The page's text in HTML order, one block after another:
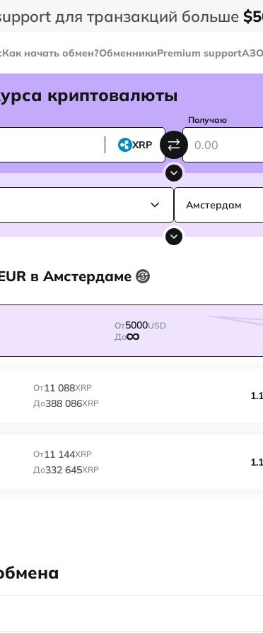
для транзакций больше
Как начать обмен?ОбменникиPremium support
криптовалюты
XRP
Получаю
Амстердам
в Амстердаме
От5000USD
До
От11 088XRP
До388 086XRP
От11 144XRP
До332 645XRP